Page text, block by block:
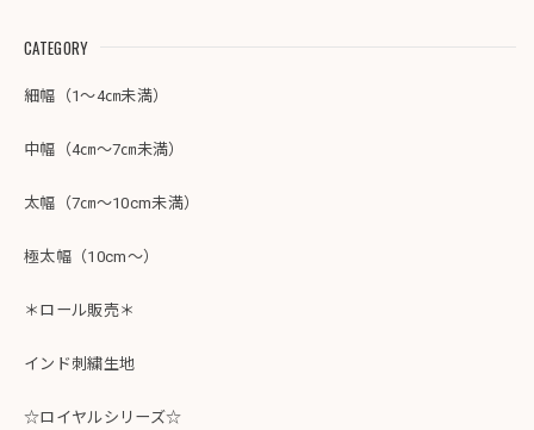
CATEGORY
細幅（1～4㎝未満）
中幅（4㎝～7㎝未満）
太幅（7㎝～10cm未満）
極太幅（10cm～）
＊ロール販売＊
インド刺繍生地
☆ロイヤルシリーズ☆